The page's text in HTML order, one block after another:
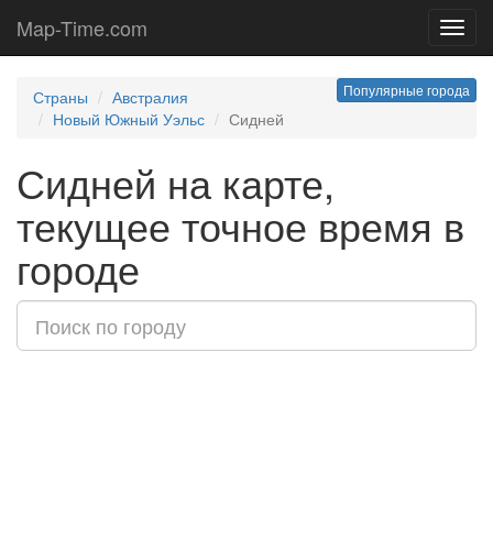
Map-Time.com
Популярные города
Страны
Австралия
Новый Южный Уэльс
Сидней
Сидней на карте,
текущее точное время в
городе